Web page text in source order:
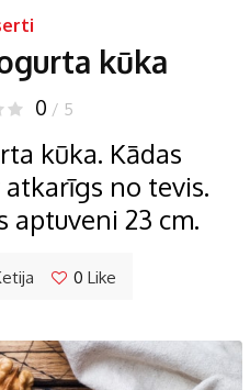
kūka
0 / 5
kūka. Kādas
no tevis.
aptuveni 23 cm.
0 Like